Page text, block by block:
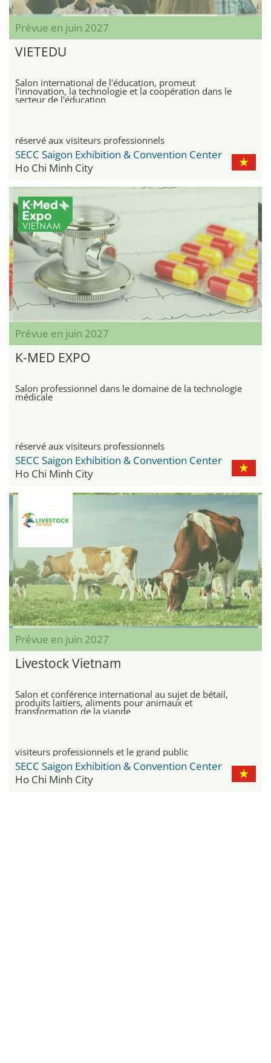
Prévue en juin 2027
VIETEDU
Salon international de l'éducation, promeut
l'innovation, la technologie et la coopération dans le
secteur de l'éducation
réservé aux visiteurs professionnels
SECC Saigon Exhibition & Convention Center
Ho Chi Minh City
Prévue en juin 2027
K-MED EXPO
Salon professionnel dans le domaine de la technologie
médicale
réservé aux visiteurs professionnels
SECC Saigon Exhibition & Convention Center
Ho Chi Minh City
Prévue en juin 2027
Livestock Vietnam
Salon et conférence international au sujet de bétail,
produits laitiers, aliments pour animaux et
transformation de la viande
visiteurs professionnels et le grand public
SECC Saigon Exhibition & Convention Center
Ho Chi Minh City